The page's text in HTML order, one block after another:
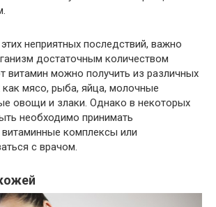
неприятных последствий, важно
достаточным количеством
витамин можно получить из различных
как мясо, рыба, яйца, молочные
овощи и злаки. Однако в некоторых
необходимо принимать
комплексы или
с врачом.